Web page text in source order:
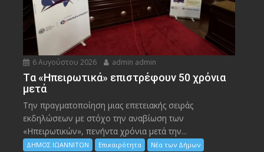
6 Αυγούστου 2026 admin admin
Tα «Ηπειρωτικά» επιστρέφουν 50 χρόνια
μετά
Την πραγματοποίηση μιας επετειακής σειράς
εκδηλώσεων με στόχο την αναβίωση των
«Ηπειρωτικών», πενήντα χρόνια μετά την...
ΔΗΜΟΣ ΙΩΑΝΝΙΤΩΝ Επικαιρότητα
Νέα των Δήμων